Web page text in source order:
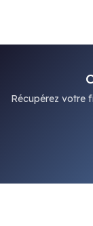
Récupérez votre